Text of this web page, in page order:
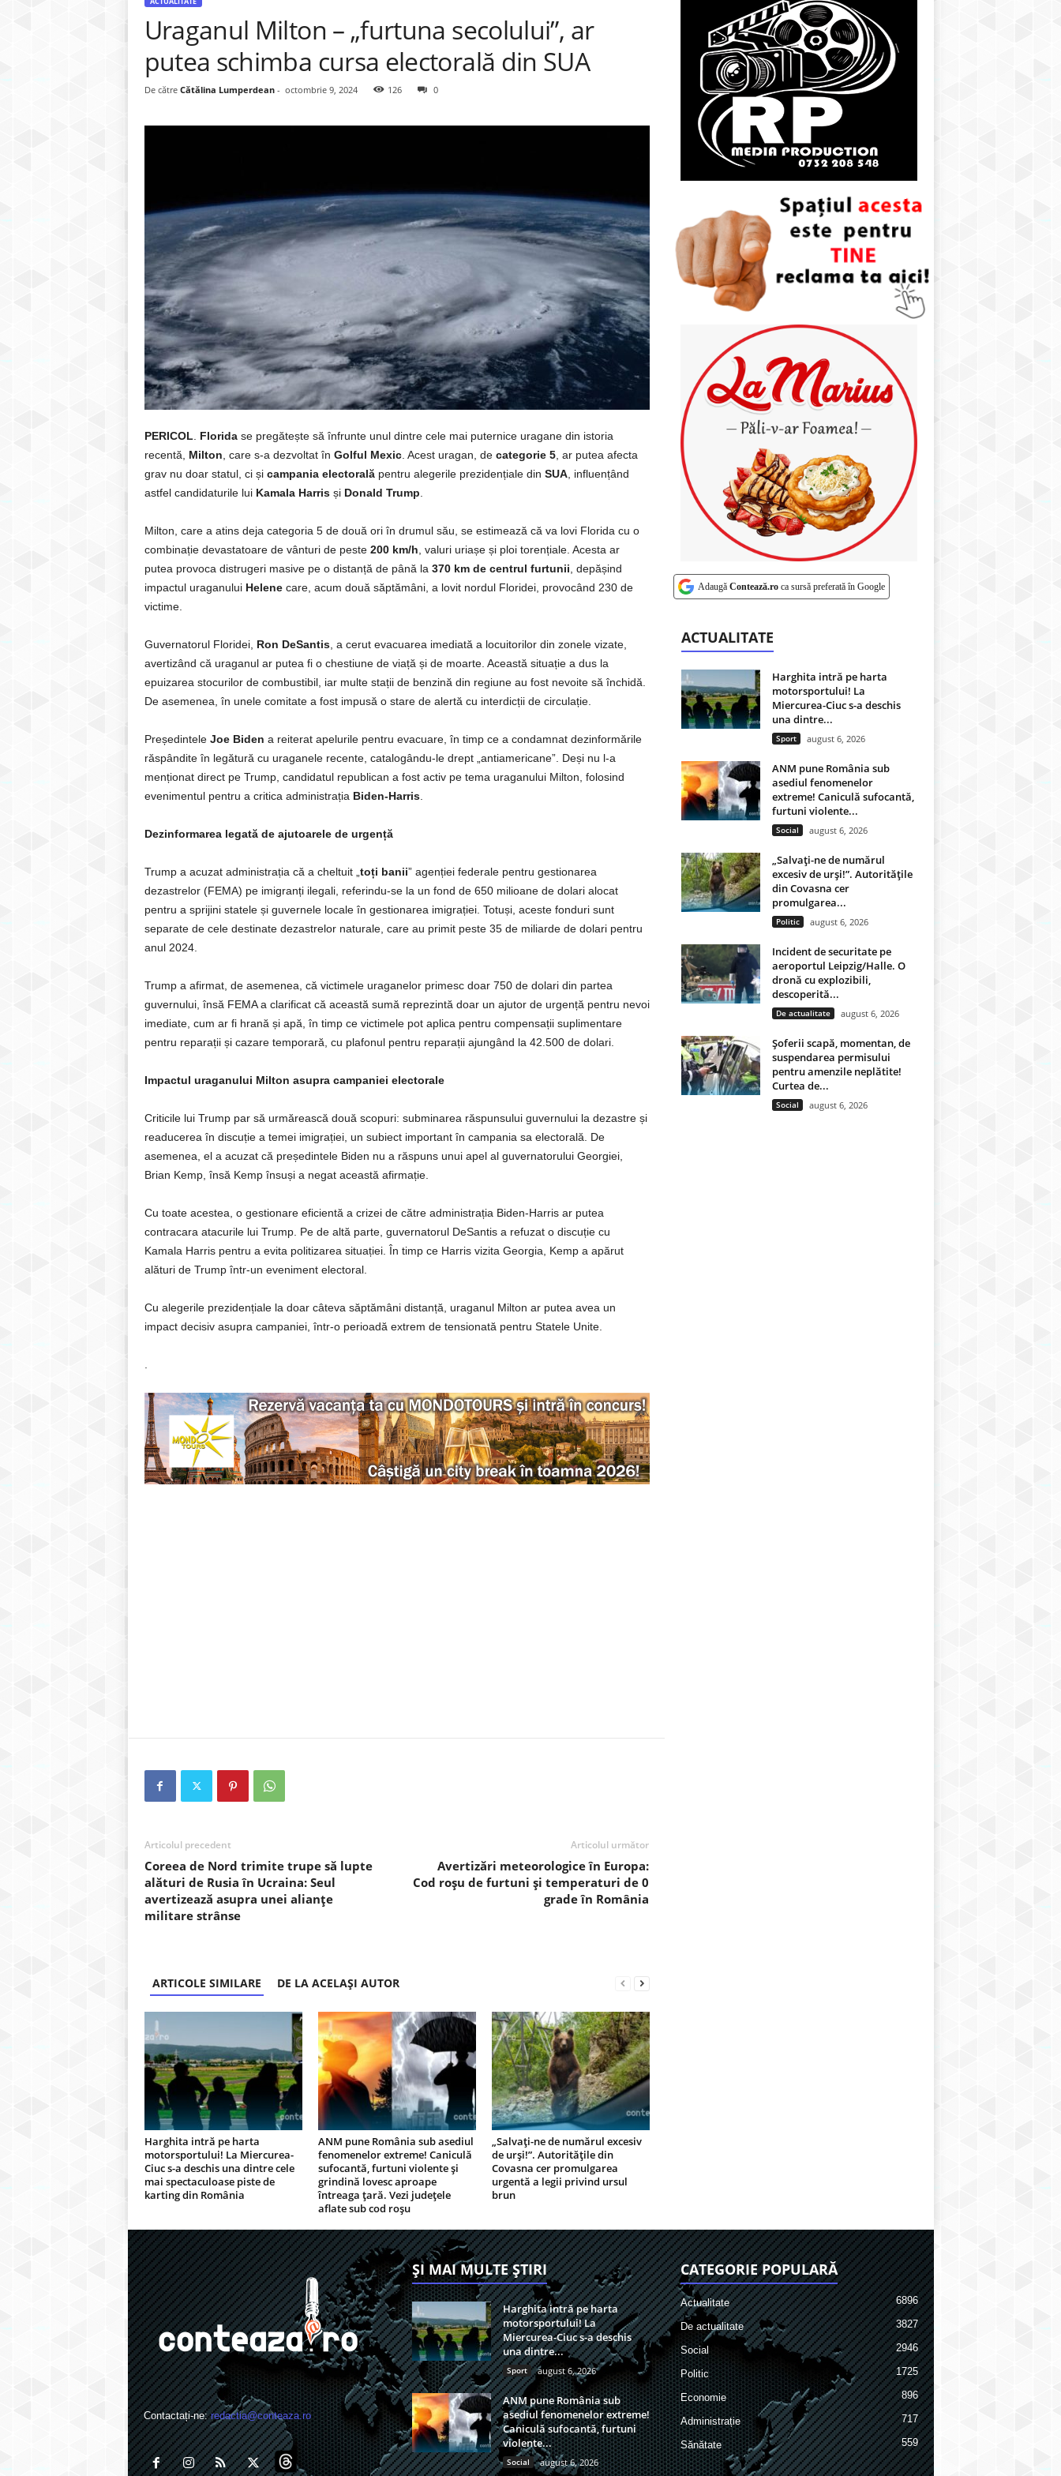
Uraganul Milton – „furtuna secolului”, ar
putea schimba cursa electorală din SUA
De către Cătălina Lumperdean- octombrie 9, 2024 126 0
PERICOL Floridase pregătește să înfrunte unul dintre cele mai puternice uragane din istoria
recentă, Milton , care s-a dezvoltat în Golful Mexic. Acest uragan, de categorie 5, ar putea afecta
grav nu doar statul, ci și campania electoralăpentru alegerile prezidențiale din SUA, influențând
astfel candidaturile lui Kamala Harrisși Donald Trump
Milton, care a atins deja categoria 5 de două ori în drumul său, se estimează că va lovi Florida cu o
combinație devastatoare de vânturi de peste200 km/h , valuri uriașe și ploi torențiale. Acesta ar
putea provoca distrugeri masive pe o distanță de până la 370 km de centrul furtunii , depășind
impactul uraganului Helenecare, acum două săptămâni, a lovit nordul Floridei, provocând 230 de
victime.
Guvernatorul Floridei, Ron DeSantis, a cerut evacuarea imediată a locuitorilor din zonele vizate,
avertizând că uraganul ar putea fi o chestiune de viață și de moarte. Această situație a dus la
epuizarea stocurilor de combustibil, iar multe stații de benzină din regiune au fost nevoite să închidă.
De asemenea, în unele comitate a fost impusă o stare de alertă cu interdicții de circulație.
Președintele Joe Biden a reiterat apelurile pentru evacuare, în timp ce a condamnat dezinformările
răspândite în legătură cu uraganele recente, catalogându-le drept „antiamericane”. Deși nu l-a
menționat direct pe Trump, candidatul republican a fost activ pe tema uraganului Milton, folosind
evenimentul pentru a critica administrația Biden-Harris.
Dezinformarea legată de ajutoarele de urgență
Trump a acuzat administrația că a cheltuit „ toți banii” agenției federale pentru gestionarea
dezastrelor (FEMA) pe imigranți ilegali, referindu-se la un fond de 650 milioane de dolari alocat
pentru a sprijini statele și guvernele locale în gestionarea imigrației. Totuși, aceste fonduri sunt
separate de cele destinate dezastrelor naturale, care au primit peste 35 de miliarde de dolari pentru
anul 2024.
Trump a afirmat, de asemenea, că victimele uraganelor primesc doar 750 de dolari din partea
guvernului, însă FEMA a clarificat că această sumă reprezintă doar un ajutor de urgență pentru nevoi
imediate, cum ar fi hrană și apă, în timp ce victimele pot aplica pentru compensații suplimentare
pentru reparații și cazare temporară, cu plafonul pentru reparații ajungând la 42.500 de dolari.
Impactul uraganului Milton asupra campaniei electorale
Criticile lui Trump par să urmărească două scopuri: subminarea răspunsului guvernului la dezastre și
readucerea în discuție a temei imigrației, un subiect important în campania sa electorală. De
asemenea, el a acuzat că președintele Biden nu a răspuns unui apel al guvernatorului Georgiei,
Brian Kemp, însă Kemp însuși a negat această afirmație.
Cu toate acestea, o gestionare eficientă a crizei de către administrația Biden-Harris ar putea
contracara atacurile lui Trump. Pe de altă parte, guvernatorul DeSantis a refuzat o discuție cu
Kamala Harris pentru a evita politizarea situației. În timp ce Harris vizita Georgia, Kemp a apărut
alături de Trump într-un eveniment electoral.
Cu alegerile prezidențiale la doar câteva săptămâni distanță, uraganul Milton ar putea avea un
impact decisiv asupra campaniei, într-o perioadă extrem de tensionată pentru Statele Unite.
Articolul precedent
Coreea de Nord trimite trupe să lupte
alături de Rusia în Ucraina: Seul
avertizează asupra unei alianțe
militare strânse
Articolul următor
Avertizări meteorologice în Europa:
Cod roșu de furtuni și temperaturi de 0
grade în România
ARTICOLE SIMILARE DE LA ACELAȘI AUTOR
Harghita intră pe harta
motorsportului! La Miercurea-
Ciuc s-a deschis una dintre cele
mai spectaculoase piste de
karting din România
ANM pune România sub asediul
fenomenelor extreme! Caniculă
sufocantă, furtuni violente și
grindină lovesc aproape
întreaga țară. Vezi județele
aflate sub cod roșu
„Salvați-ne de numărul excesiv
de urși!”. Autoritățile din
Covasna cer promulgarea
urgentă a legii privind ursul
brun
Adaugă Contează.roca sursă preferată în Google
ACTUALITATE
Harghita intră pe harta
motorsportului! La
Miercurea-Ciuc s-a deschis
una dintre...
Sport august 6, 2026
ANM pune România sub
asediul fenomenelor
extreme! Caniculă sufocantă,
furtuni violente...
Social august 6, 2026
„Salvați-ne de numărul
excesiv de urși!”. Autoritățile
din Covasna cer
promulgarea...
Politic august 6, 2026
Incident de securitate pe
aeroportul Leipzig/Halle. O
dronă cu explozibili,
descoperită...
De actualitate august 6, 2026
Șoferii scapă, momentan, de
suspendarea permisului
pentru amenzile neplătite!
Curtea de...
Social august 6, 2026
Contactați-ne:redactia@conteaza.ro
ȘI MAI MULTE ȘTIRI
Harghita intră pe harta
motorsportului! La
Miercurea-Ciuc s-a deschis
una dintre...
Sport august 6, 2026
ANM pune România sub
asediul fenomenelor extreme!
Caniculă sufocantă, furtuni
violente...
Social august 6, 2026
CATEGORIE POPULARĂ
Actualitate 6896
De actualitate 3827
Social 2946
Politic 1725
Economie 896
Administrație 717
Sănătate 559